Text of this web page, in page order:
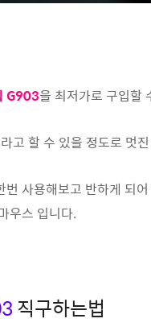
G903을 최저가로 구입할
고 할 수 있을 정도로 멋
사용해보고 반하게 되
우스 입니다.
직구하는법